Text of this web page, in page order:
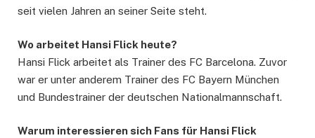
seit vielen Jahren an seiner Seite steht.
Wo arbeitet Hansi Flick heute?
Hansi Flick arbeitet als Trainer des FC Barcelona. Zuvor
war er unter anderem Trainer des FC Bayern München
und Bundestrainer der deutschen Nationalmannschaft.
Warum interessieren sich Fans für Hansi Flick